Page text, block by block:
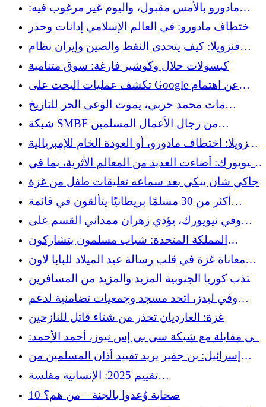
مادورو بالأمس مقبول، واليوم غير مرغوب فيه:
الخطاب الدبلوماسي المزدوج والإفلاس الأخلاقي
لماكرون
اختطاف مادورو: في العالم الإسلامي إدانات وحذر
وصمت بعد الهجوم الأمريكي على فنزويلا
فنزويلا: كيف يتحدى النفط والصين وإيران نظام
البترودولار
كبسولات حلال وكوشير فارغة: سوق متنامية
تكشف عمليات البحث على Google عن اهتمام
متزايد بالثقافة الحلال خارج إطار الدين
مات محمد حربي، يموت الوعي الحر للتاريخ
الجزائري
شبكة SMBF من رجال الأعمال المسلمين
البريطانيين تؤسس في فرنسا: مقابلة مع مؤسسها
عثمان خالد
فنزويلا: اختطاف مادورو، أو العودة الخام للإمبريالية
الأمريكية
نيويورك: أضاءت العديد من المعالم الأثرية، بما في
ذلك مركز التجارة العالمي، باللون الأخضر بمناسبة
شهر التراث الإسلامي
جاكي شان يبكي بعد سماعه تعليقات طفل من غزة
أكثر من 30 مسلمًا بريطانيًا يتألقون في قائمة
الشرف للعام الجديد 2026
وفي نيويورك، يؤدي زهران ممداني القسم على
القرآن ويشكل نقطة تحول رمزية
المملكة المتحدة: شباب مسلمون يتشاركون
لحظات ودية مع المقيمين في دار للمسنين عشية
عيد الميلاد
معاناة غزة في قلب رسالة عيد الميلاد للبابا لاون
الرابع عشر
تجتذب كوريا الجنوبية المزيد والمزيد من المسافرين
المسلمين
وفي ليدز، اتحد مسجد وجمعيات تضامنية لدعم
المشردين في منتصف الشتاء
غزة: الغارديان تحذر من شتاء قاتل للنازحين
في مقابلة مع شبكة سي بي إس نيوز، أحمد الأحمد:
"أعلم أنني أنقذت الكثيرين، لكنني ما زلت أشعر
بالأسف على أولئك الذين لقوا حتفهم"
إسرائيل: بن جفير يريد تقييد أذان المسلمين من
خلال الغرامات والمصادرات تقييم 2025: الإنسانية مفلسة…
10 صحابة وُعدوا بالجنة – من هم؟